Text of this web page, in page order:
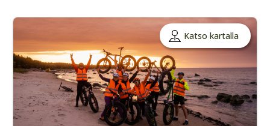
Katso kartalla